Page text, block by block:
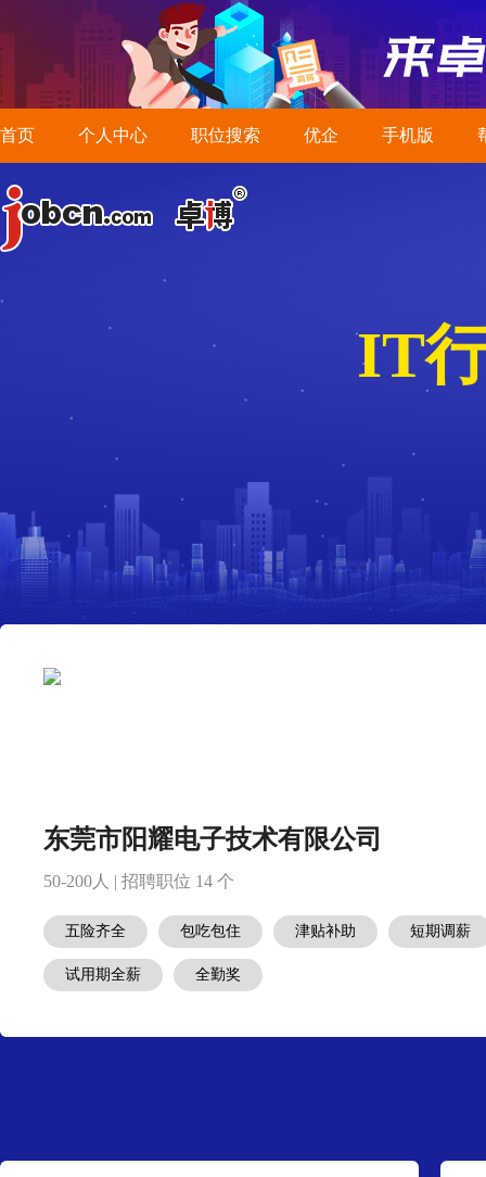
首页 个人中心 职位搜索 优企 手机版
IT
东莞市阳耀电子技术有限公司
50-200人 | 招聘职位 14 个
五险齐全 包吃包住 津贴补助 短期调薪
试用期全薪 全勤奖